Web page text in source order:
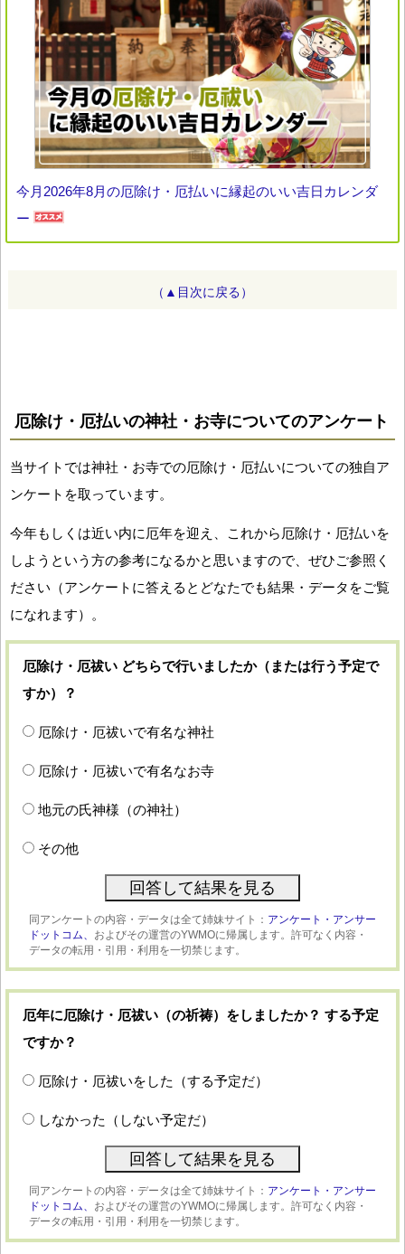
今月2026年8月の厄除け・厄払いに縁起のいい吉日カレンダ
ー
（▲目次に戻る）
厄除け・厄払いの神社・お寺についてのアンケート
当サイトでは神社・お寺での厄除け・厄払いについての独自ア
ンケートを取っています。
今年もしくは近い内に厄年を迎え、これから厄除け・厄払いを
しようという方の参考になるかと思いますので、ぜひご参照く
ださい（アンケートに答えるとどなたでも結果・データをご覧
になれます）。
厄除け・厄祓い どちらで行いましたか（または行う予定で
すか）？
厄除け・厄祓いで有名な神社
厄除け・厄祓いで有名なお寺
地元の氏神様（の神社）
その他
同アンケートの内容・データは全て姉妹サイト： アンケート・アンサー
ドットコム、 およびその運営のYWMOに帰属します。許可なく内容・
データの転用・引用・利用を一切禁じます。
厄年に厄除け・厄祓い（の祈祷）をしましたか？ する予定
ですか？
厄除け・厄祓いをした（する予定だ）
しなかった（しない予定だ）
同アンケートの内容・データは全て姉妹サイト： アンケート・アンサー
ドットコム、 およびその運営のYWMOに帰属します。許可なく内容・
データの転用・引用・利用を一切禁じます。